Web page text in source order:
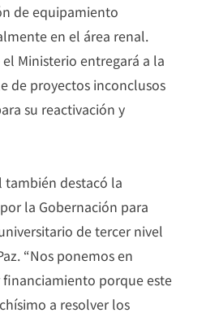
de equipamiento
en el área renal.
Ministerio entregará a la
de proyectos inconclusos
su reactivación y
destacó la
la Gobernación para
de tercer nivel
“Nos ponemos en
porque este
a resolver los